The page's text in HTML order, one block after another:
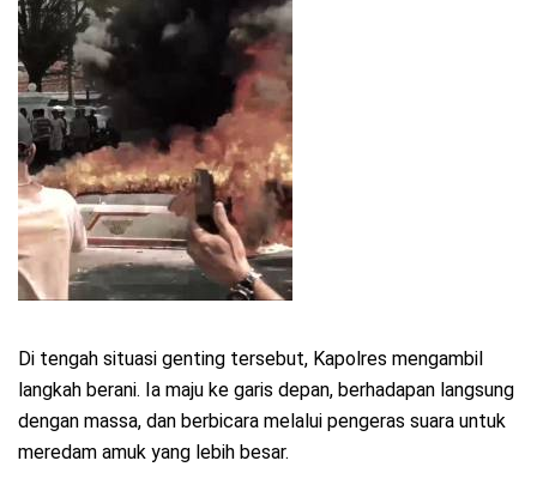
Di tengah situasi genting tersebut, Kapolres mengambil
langkah berani. Ia maju ke garis depan, berhadapan langsung
dengan massa, dan berbicara melalui pengeras suara untuk
meredam amuk yang lebih besar.